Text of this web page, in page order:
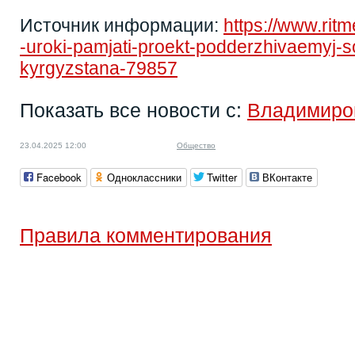
Источник информации: https://
-uroki-pamjati-proekt-podderzhivaemyj-
kyrgyzstana-79857
Показать все новости с:
23.04.2025 12:00 Общество
Facebook Одноклассники Twitter ВКонтакте
Правила комментирования